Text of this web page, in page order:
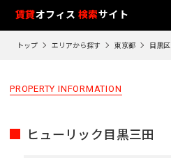
賃貸オフィス 検索サイト
トップ エリアから探す 東京都 目黒区
PROPERTY INFORMATION
ヒューリック目黒三田
フ
ロ
ア
覧
歴